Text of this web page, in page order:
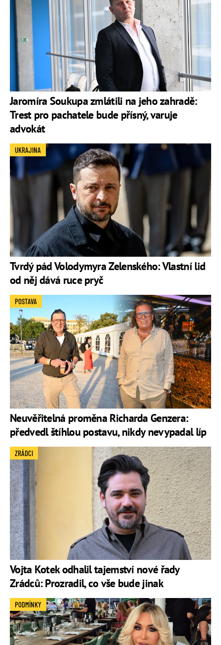
Jaromíra Soukupa zmlátili na jeho zahradě:
Trest pro pachatele bude přísný, varuje
advokát
Tvrdý pád Volodymyra Zelenského: Vlastní lid
od něj dává ruce pryč
UKRAJINA
Neuvěřitelná proměna Richarda Genzera:
předvedl štíhlou postavu, nikdy nevypadal líp
POSTAVA
Vojta Kotek odhalil tajemství nové řady
Zrádců: Prozradil, co vše bude jinak
ZRÁDCI
PODMÍNKY